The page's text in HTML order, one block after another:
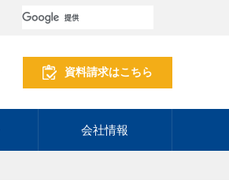
資料請求はこちら
会社情報